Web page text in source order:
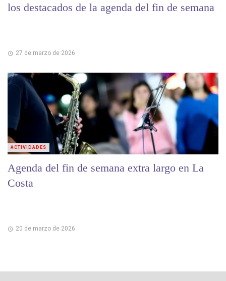
los destacados de la agenda del fin de semana
27 de marzo de 2026
Agenda del fin de semana extra largo en La
Costa
20 de marzo de 2026
ACTIVIDADES